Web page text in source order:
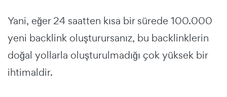
Yani, eğer 24 saatten kısa bir sürede 100.000
yeni backlink oluşturursanız, bu backlinklerin
doğal yollarla oluşturulmadığı çok yüksek bir
ihtimaldir.